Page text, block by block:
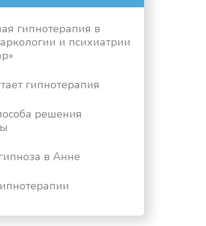
гипнотерапия в
и психиатрии
гипнотерапия
решения
в Анне